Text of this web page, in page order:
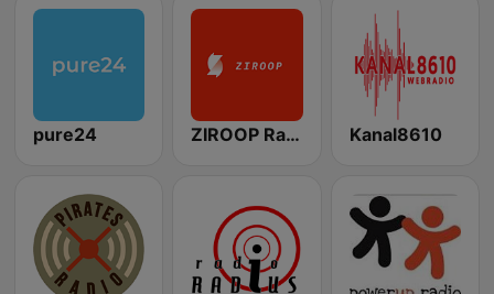
pure24 ZIROOP Radio Kanal8610